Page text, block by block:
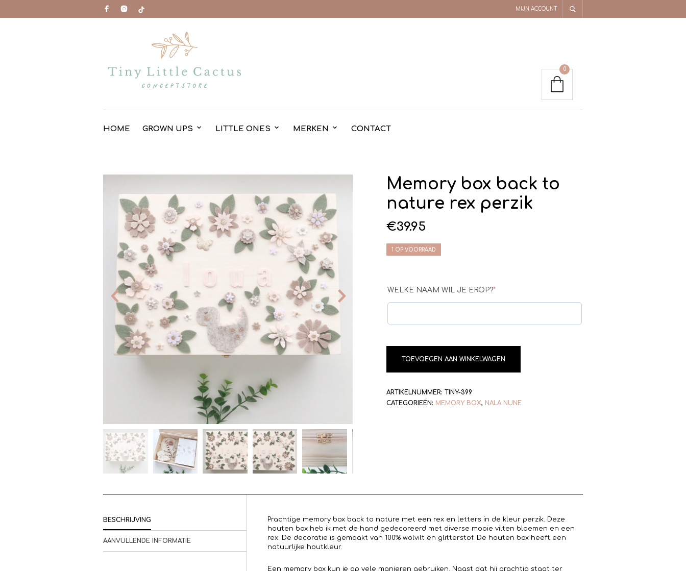
MIJN ACCOUNT
HOME GROWN UPS LITTLE ONES MERKEN CONTACT
0
Memory box back to
nature rex perzik
€39.95
1 OP VOORRAAD
WELKE NAAM WIL JE EROP?*
TOEVOEGEN AAN WINKELWAGEN
ARTIKELNUMMER: TINY-399
CATEGORIEËN: MEMORY BOX, NALA NUNE
BESCHRIJVING
AANVULLENDE INFORMATIE
Prachtige memory box back to nature met een rex en letters in de kleur perzik. Deze
houten box heb ik met de hand gedecoreerd met diverse mooie vilten bloemen en een
rex. De decoratie is gemaakt van 100% wolvilt en glitterstof. De houten box heeft een
natuurlijke houtkleur.
Een memory box kun je op vele manieren gebruiken. Naast dat hij prachtig staat ter